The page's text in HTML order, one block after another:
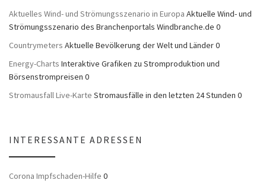
Aktuelles Wind- und Strömungsszenario in Europa Aktuelle Wind- und
Strömungsszenario des Branchenportals Windbranche.de 0
Countrymeters Aktuelle Bevölkerung der Welt und Länder 0
Energy-Charts Interaktive Grafiken zu Stromproduktion und
Börsenstrompreisen 0
Stromausfall Live-Karte Stromausfälle in den letzten 24 Stunden 0
INTERESSANTE ADRESSEN
Corona Impfschaden-Hilfe 0